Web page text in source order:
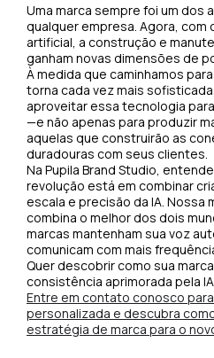
Uma marca sempre foi um dos
qualquer empresa. Agora, com
artificial, a construção e
ganham novas dimensões de
À medida que caminhamos
torna cada vez mais
aproveitar essa tecnologia
—e não apenas para produzir
aquelas que construirão as
duradouras com seus clientes.
Na Pupila Brand Studio,
revolução está em combinar
escala e precisão da IA. Nossa
combina o melhor dos dois
marcas mantenham sua voz
comunicam com mais
Quer descobrir como sua
consistência aprimorada pela
Entre em contato conosco
personalizada e descubra
estratégia de marca para o